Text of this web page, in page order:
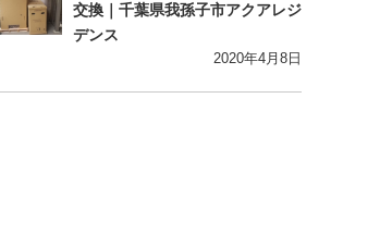
交換｜千葉県我孫子市アクアレジ
デンス
2020年4月8日